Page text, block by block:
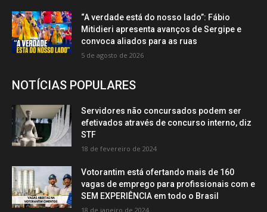
“A verdade está do nosso lado”: Fábio
Mitidieri apresenta avanços de Sergipe e
convoca aliados para as ruas
5 de agosto de 2026
NOTÍCIAS POPULARES
Servidores não concursados podem ser
efetivados através de concurso interno, diz
STF
18 de fevereiro de 2024
Votorantim está ofertando mais de 160
vagas de emprego para profissionais com e
SEM EXPERIÊNCIA em todo o Brasil
18 de janeiro de 2024